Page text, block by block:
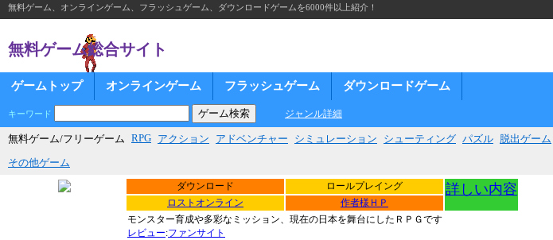
無料ゲーム、オンラインゲーム、フラッシュゲーム、ダウンロードゲームを6000件以上紹介！
無料ゲーム総合サイト
ゲームトップ オンラインゲーム フラッシュゲーム ダウンロードゲーム
キーワード ジャンル詳細
無料ゲーム/フリーゲーム RPG アクション アドベンチャー シミュレーション シューティング パズル 脱出ゲーム
その他ゲーム
ダウンロード ロールプレイング 詳しい内容
ロストオンライン
作者様ＨＰ
モンスター育成や多彩なミッション、現在の日本を舞台にしたＲＰＧです
レビュー:ファンサイト